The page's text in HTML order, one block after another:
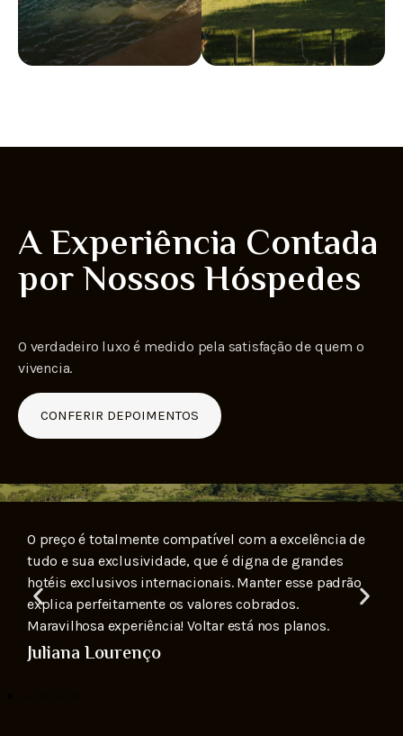
A Experiência Contada
por Nossos Hóspedes
O verdadeiro luxo é medido pela satisfação de quem o
vivencia.
CONFERIR DEPOIMENTOS
Experiência incrível, lugar paradisíaco, serviço
impecável.
Fernando Prado